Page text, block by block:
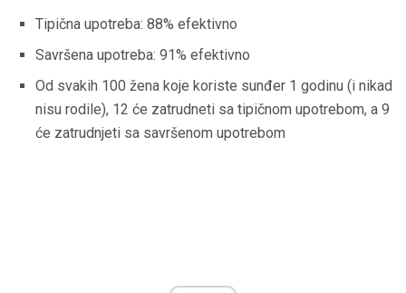
Tipična upotreba: 88% efektivno
Savršena upotreba: 91% efektivno
Od svakih 100 žena koje koriste sunđer 1 godinu (i nikad
nisu rodile), 12 će zatrudneti sa tipičnom upotrebom, a 9
će zatrudnjeti sa savršenom upotrebom